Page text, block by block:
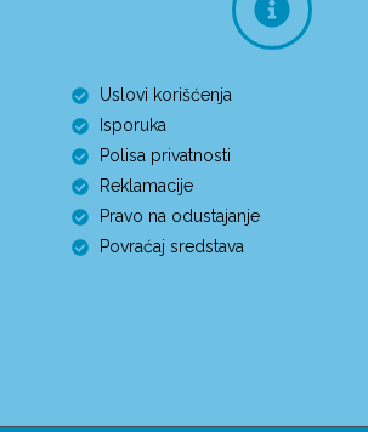
Uslovi korišćenja
Isporuka
Polisa privatnosti
Reklamacije
Pravo na odustajanje
Povraćaj sredstava